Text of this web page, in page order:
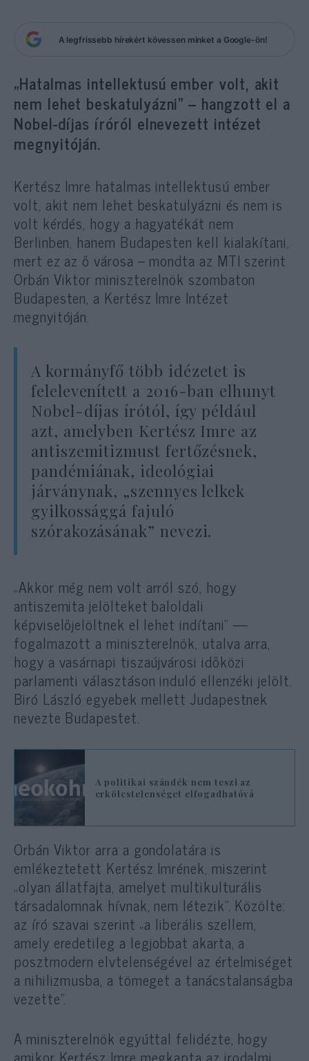
A legfrissebb hírekért kövessen minket a Google-ön!
„Hatalmas intellektusú ember volt, akit
nem lehet beskatulyázni” – hangzott el a
Nobel-díjas íróról elnevezett intézet
megnyitóján.
Kertész Imre hatalmas intellektusú ember
volt, akit nem lehet beskatulyázni és nem is
volt kérdés, hogy a hagyatékát nem
Berlinben, hanem Budapesten kell kialakítani,
mert ez az ő városa – mondta az MTI szerint
Orbán Viktor miniszterelnök szombaton
Budapesten, a Kertész Imre Intézet
megnyitóján.
A kormányfő több idézetet is
felelevenített a 2016-ban elhunyt
Nobel-díjas írótól, így például
azt, amelyben Kertész Imre az
antiszemitizmust fertőzésnek,
pandémiának, ideológiai
járványnak, „szennyes lelkek
gyilkossággá fajuló
szórakozásának” nevezi.
„Akkor még nem volt arról szó, hogy
antiszemita jelölteket baloldali
képviselőjelöltnek el lehet indítani” —
fogalmazott a miniszterelnök, utalva arra,
hogy a vasárnapi tiszaújvárosi időközi
parlamenti választáson induló ellenzéki jelölt,
Biró László egyebek mellett Judapestnek
nevezte Budapestet.
A politikai szándék nem teszi az
erkölcstelenséget elfogadhatóvá
Orbán Viktor arra a gondolatára is
emlékeztetett Kertész Imrének, miszerint
„olyan állatfajta, amelyet multikulturális
társadalomnak hívnak, nem létezik”. Közölte:
az író szavai szerint „a liberális szellem,
amely eredetileg a legjobbat akarta, a
posztmodern elvtelenségével az értelmiséget
a nihilizmusba, a tömeget a tanácstalanságba
vezette”.
A miniszterelnök egyúttal felidézte, hogy